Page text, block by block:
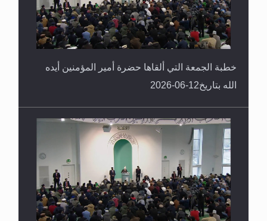
خطبة الجمعة التي ألقاها حضرة أمير المؤمنين أيده
الله بتاريخ12-06-2026